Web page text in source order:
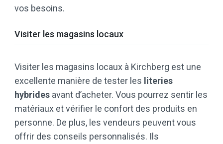
vos besoins.
Visiter les magasins locaux
Visiter les magasins locaux à Kirchberg est une
excellente manière de tester les literies
hybrides avant d’acheter. Vous pourrez sentir les
matériaux et vérifier le confort des produits en
personne. De plus, les vendeurs peuvent vous
offrir des conseils personnalisés. Ils